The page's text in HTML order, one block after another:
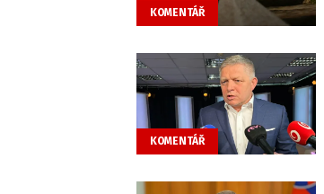
KOMENTÁŘ
KOMENTÁŘ